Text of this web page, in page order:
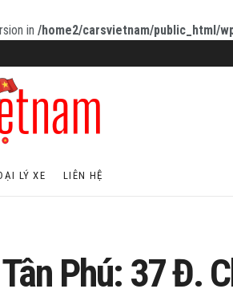
in /home2/carsvietnam/public_html/
LÝ XE LIÊN HỆ
Phú: 37 Đ.